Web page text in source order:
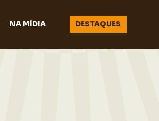
NA MÍDIA DESTAQUES